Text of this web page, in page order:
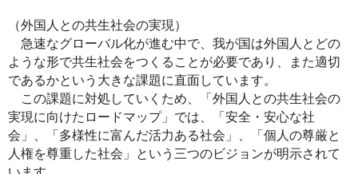
（外国人との共生社会の実現）
急速なグローバル化が進む中で、我が国は外国人とどの
ような形で共生社会をつくることが必要であり、また適切
であるかという大きな課題に直面しています。
この課題に対処していくため、「外国人との共生社会の
実現に向けたロードマップ」では、「安全・安心な社
会」、「多様性に富んだ活力ある社会」、「個人の尊厳と
人権を尊重した社会」という三つのビジョンが明示されて